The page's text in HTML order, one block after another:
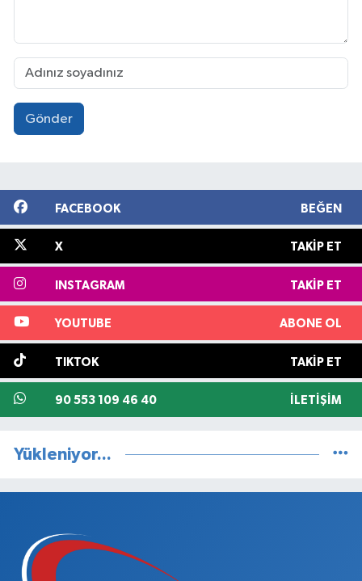
Gönder
FACEBOOK BEĞEN
X TAKIP ET
INSTAGRAM TAKIP ET
YOUTUBE ABONE OL
TIKTOK TAKIP ET
90 553 109 46 40 İLETIŞIM
Yükleniyor...